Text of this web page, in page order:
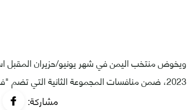
ويخوض منتخب اليمن في شهر يونيو/حزيران المقبل
2023، ضمن منافسات المجموعة الثانية التي تضم "فلسطين، الفلبين، منغوليا (المستضيف)".
مشاركة: